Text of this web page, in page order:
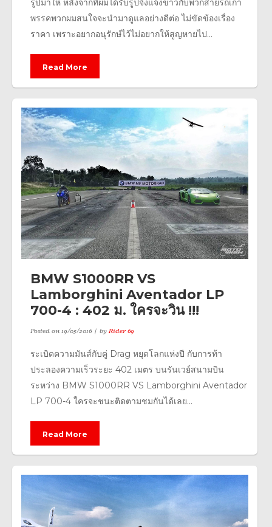
รูปมาให้ หลังจากที่ผมได้รับรูปจึงแจ้งข่าวกับพวกสายรถเก่า
พรรคพวกผมสนใจจะนำมาดูแลอย่างดีต่อ ไม่ขัดข้องเรื่อง
ราคา เพราะอยากอนุรักษ์ไว้ไม่อยากให้สูญหายไป...
Read More
BMW S1000RR VS
Lamborghini Aventador LP
700-4 : 402 ม. ใครจะวิน !!!
Posted on19/05/2016 byRider 69
ระเบิดความมันส์กับคู่ Drag หยุดโลกแห่งปี กับการท้า
ประลองความเร็วระยะ 402 เมตร บนรันเวย์สนามบิน
ระหว่าง BMW S1000RR VS Lamborghini Aventador
LP 700-4 ใครจะชนะติดตามชมกันได้เลย...
Read More